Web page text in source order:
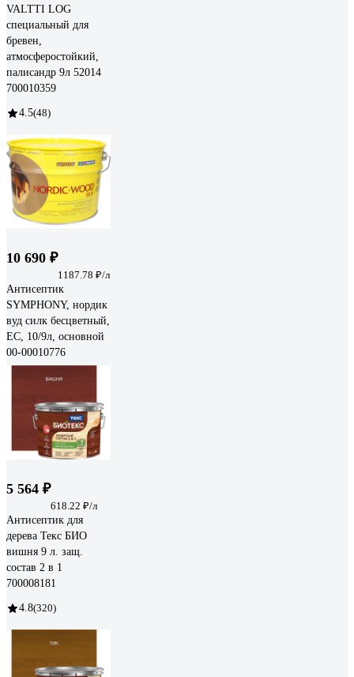
VALTTI LOG
специальный для
бревен,
атмосферостойкий,
палисандр 9л 52014
700010359
4.5(48)
10 690 ₽
1187.78 ₽/л
Антисептик
SYMPHONY, нордик
вуд силк бесцветный,
ЕС, 10/9л, oсновной
00-00010776
5 564 ₽
618.22 ₽/л
Антисептик для
дерева Текс БИО
вишня 9 л. защ.
состав 2 в 1
700008181
4.8(320)